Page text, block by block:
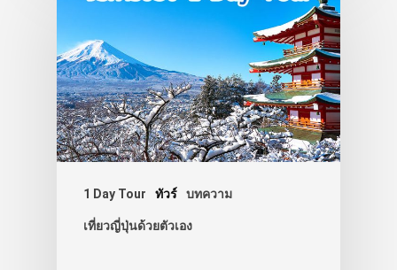
1 Day Tour ทัวร์ บทความ
เที่ยวญี่ปุ่นด้วยตัวเอง